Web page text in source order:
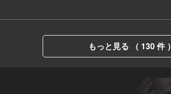
もっと見る （ 130 件 ）